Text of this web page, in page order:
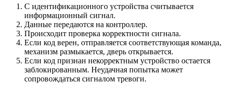
С идентификационного устройства считывается
информационный сигнал.
Данные передаются на контроллер.
Происходит проверка корректности сигнала.
Если код верен, отправляется соответствующая команда,
механизм размыкается, дверь открывается.
Если код признан некорректным устройство остается
заблокированным. Неудачная попытка может
сопровождаться сигналом тревоги.